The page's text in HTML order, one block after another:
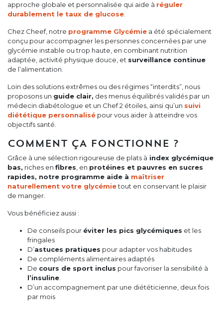
approche globale et personnalisée qui aide à réguler
durablement le taux de glucose.
Chez Cheef, notre programme Glycémie a été spécialement
conçu pour accompagner les personnes concernées par une
glycémie instable ou trop haute, en combinant nutrition
adaptée, activité physique douce, et surveillance continue
de l’alimentation.
Loin des solutions extrêmes ou des régimes “interdits”, nous
proposons un guide clair, des menus équilibrés validés par un
médecin diabétologue et un Chef 2 étoiles, ainsi qu’un suivi
diététique personnalisé pour vous aider à atteindre vos
objectifs santé.
COMMENT ÇA FONCTIONNE ?
Grâce à une sélection rigoureuse de plats à index glycémique
bas, riches en fibres, en protéines et pauvres en sucres
rapides, notre programme aide à maîtriser
naturellement votre glycémietout en conservant le plaisir
de manger.
Vous bénéficiez aussi :
De conseils pour éviter les pics glycémiques et les
fringales
D’astuces pratiques pour adapter vos habitudes
De compléments alimentaires adaptés
De cours de sport inclus pour favoriser la sensibilité à
l’insuline.
D’un accompagnement par une diététicienne, deux fois
par mois